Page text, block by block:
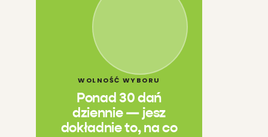
WOLNOŚĆ WYBORU
Ponad 30 dań
dziennie — jesz
dokładnie to, na co